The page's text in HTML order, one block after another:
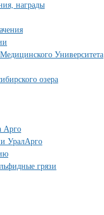
награды
Университета
озера
Арго
УралАрго
грязи